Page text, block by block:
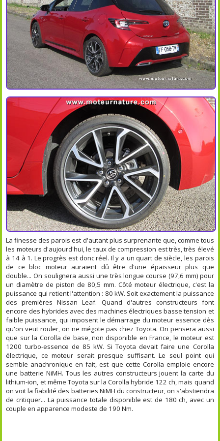
La finesse des parois est d'autant plus surprenante que, comme tous
les moteurs d'aujourd'hui, le taux de compression est très, très élevé
à 14 à 1. Le progrès est donc réel. Il y a un quart de siècle, les parois
de ce bloc moteur auraient dû être d'une épaisseur plus que
double... On soulignera aussi une très longue course (97,6 mm) pour
un diamètre de piston de 80,5 mm. Côté moteur électrique, c'est la
puissance qui retient l'attention : 80 kW. Soit exactement la puissance
des premières Nissan Leaf. Quand d'autres constructeurs font
encore des hybrides avec des machines électriques basse tension et
faible puissance, qui imposent le démarrage du moteur essence dès
qu'on veut rouler, on ne mégote pas chez Toyota. On pensera aussi
que sur la Corolla de base, non disponible en France, le moteur est
1200 turbo-essence de 85 kW. Si Toyota devait faire une Corolla
électrique, ce moteur serait presque suffisant. Le seul point qui
semble anachronique en fait, est que cette Corolla emploie encore
une batterie NiMH. Tous les autres constructeurs jouent la carte du
lithium-ion, et même Toyota sur la Corolla hybride 122 ch, mais quand
on voit la fiabilité des batteries NiMH du constructeur, on s'abstiendra
de critiquer... La puissance totale disponible est de 180 ch, avec un
couple en apparence modeste de 190 Nm.